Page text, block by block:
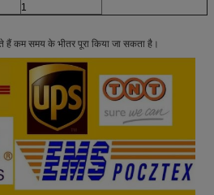
1
कम समय के भीतर पूरा किया जा सकता है।